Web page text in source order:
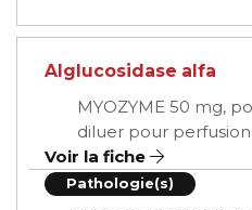
Alglucosidase alfa
MYOZYME 50 mg,
diluer pour perfusion
Voir la fiche
Pathologie(s)